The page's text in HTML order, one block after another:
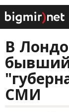
В
СМИ